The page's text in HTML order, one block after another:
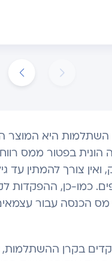
השתלמות היא המוצר
בפטור ממס
ואין צורך להמתין עד
כמו-כן, ההפקדות
מס הכנסה עבור
בקרן ההשתלמות,